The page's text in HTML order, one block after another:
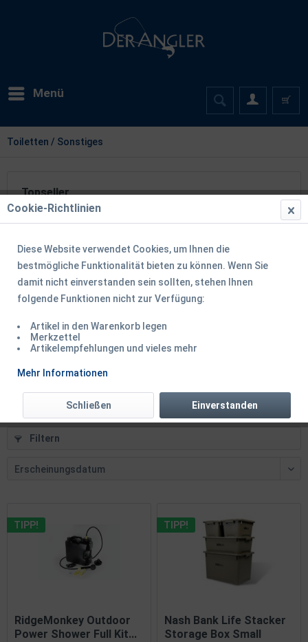
Menü
Toiletten / Sonstiges
Topseller
Delphin ToiBLOX Toilettenbeutel Campingklo...
Filtern
TIPP!
RidgeMonkey Outdoor
Power Shower Full Kit...
TIPP!
Nash Bank Life Stacker
Storage Box Small
Cookie-Richtlinien
Diese Website verwendet Cookies, um Ihnen die
bestmögliche Funktionalität bieten zu können. Wenn Sie
damit nicht einverstanden sein sollten, stehen Ihnen
folgende Funktionen nicht zur Verfügung:
Artikel in den Warenkorb legen
Merkzettel
Artikelempfehlungen und vieles mehr
Mehr Informationen
Einverstanden
Schließen